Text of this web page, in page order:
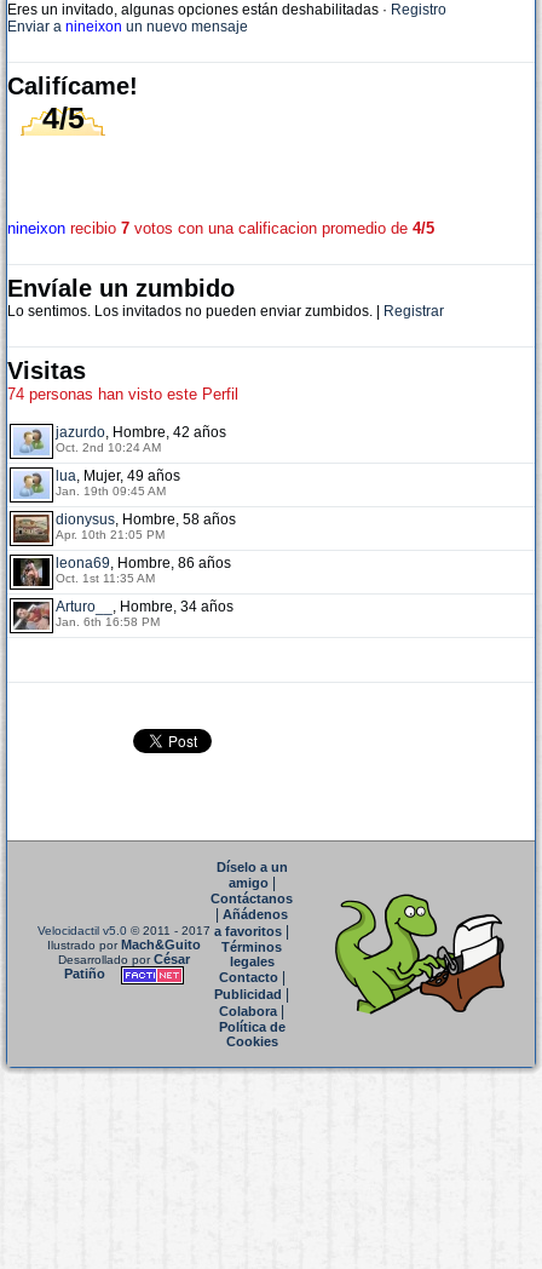
Eres un invitado, algunas opciones están deshabilitadas · Registro
Enviar a nineixon un nuevo mensaje
Califícame!
4/5
nineixon recibio 7 votos con una calificacion promedio de 4/5
Envíale un zumbido
Lo sentimos. Los invitados no pueden enviar zumbidos. | Registrar
Visitas
74 personas han visto este Perfil
jazurdo, Hombre, 42 años
Oct. 2nd 10:24 AM
lua, Mujer, 49 años
Jan. 19th 09:45 AM
dionysus, Hombre, 58 años
Apr. 10th 21:05 PM
leona69, Hombre, 86 años
Oct. 1st 11:35 AM
Arturo__ , Hombre, 34 años
Jan. 6th 16:58 PM
Velocidactil v5.0 © 2011 - 2017
Ilustrado porMach&Guito
Desarrollado porCésar
Patiño
Díselo a un
amigo|
Contáctanos
Añádenos
a favoritos
Términos
legales
Contacto|
Publicidad
Colabora|
Política de
Cookies